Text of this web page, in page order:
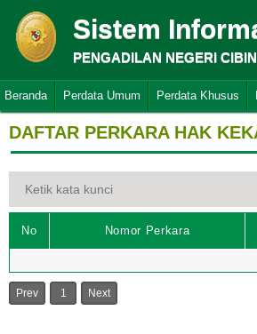
Sistem
PENGADILAN NEGERI
Beranda Perdata Umum Perdata Khusus
DAFTAR PERKARA HAK
No Nomor Perkara
Prev 1 Next